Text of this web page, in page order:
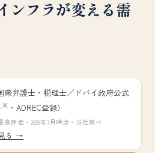
ンフラが変える需
際弁護士・税理士／ドバイ政府公式
※ ・ADREC登録）
評価・2026年7月時点・当社調べ
る →